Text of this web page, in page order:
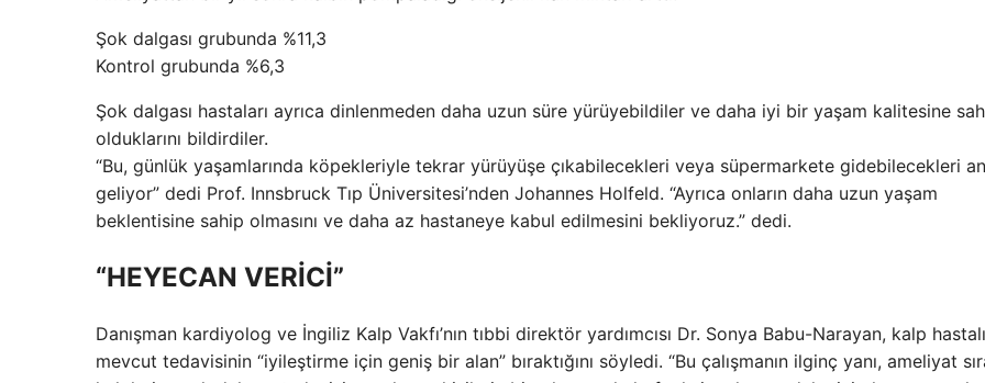
Şok dalgası grubunda %11,3
Kontrol grubunda %6,3
Şok dalgası hastaları ayrıca dinlenmeden daha uzun süre yürüyebildiler ve daha iyi bir yaşam kalitesine
olduklarını bildirdiler.
“Bu, günlük yaşamlarında köpekleriyle tekrar yürüyüşe çıkabilecekleri veya süpermarkete gidebilecekleri
geliyor” dedi Prof. Innsbruck Tıp Üniversitesi’nden Johannes Holfeld. “Ayrıca onların daha uzun yaşam
beklentisine sahip olmasını ve daha az hastaneye kabul edilmesini bekliyoruz.” dedi.
“HEYECAN VERİCİ”
Danışman kardiyolog ve İngiliz Kalp Vakfı’nın tıbbi direktör yardımcısı Dr. Sonya Babu-Narayan, kalp
mevcut tedavisinin “iyileştirme için geniş bir alan” bıraktığını söyledi. “Bu çalışmanın ilginç yanı, ameliyat